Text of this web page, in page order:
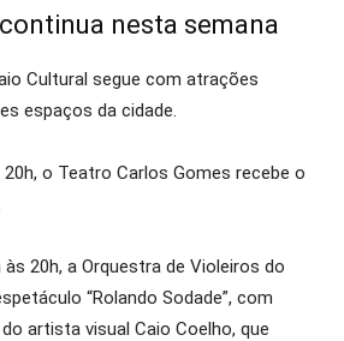
nesta semana
Cultural segue com atrações
espaços da cidade.
o Teatro Carlos Gomes recebe o
20h, a Orquestra de Violeiros do
“Rolando Sodade”, com
artista visual Caio Coelho, que